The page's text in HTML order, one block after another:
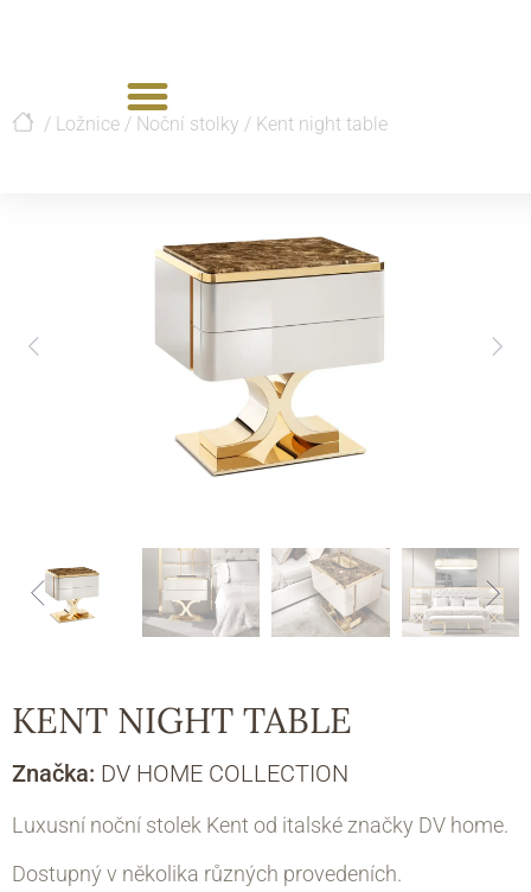
/ Ložnice / Noční stolky / Kent night table
KENT NIGHT TABLE
Značka: DV HOME COLLECTION
Luxusní noční stolek Kent od italské značky DV home.
Dostupný v několika různých provedeních.